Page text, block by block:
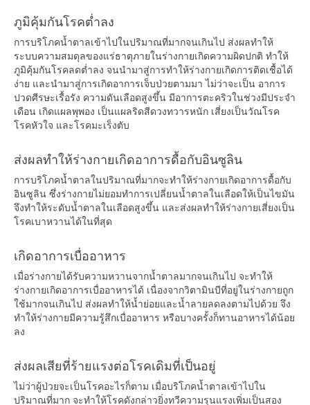
ภูมิคุ้มกันโรคต่ำลง
การบริโภคน้ำตาลเข้าไปในปริมาณที่มากจนเกินไป ส่งผลทำให้
ระบบความสมดุลของแร่ธาตุภายในร่างกายเกิดความผิดปกติ ทำให้
ภูมิคุ้มกันโรคลดต่ำลง จนนำมาสู่การทำให้ร่างกายเกิดการติดเชื้อได้
ง่าย และนำมาสู่การเกิดอาการเจ็บป่วยตามมา ไม่ว่าจะเป็น อาการ
ปวดศีรษะเรื้อรัง ความดันเลือดสูงขึ้น มีอาการตะคริวในช่วงมีประจำ
เดือน เกิดแผลพุพอง เป็นแผลริดสีดวงทวารหนัก เสี่ยงเป็นวัณโรค
โรคหัวใจ และโรคมะเร็งตับ
ส่งผลทำให้ร่างกายเกิดอาการดื้อกับอินซูลิน
การบริโภคน้ำตาลในปริมาณที่มากจะทำให้ร่างกายเกิดอาการดื้อกับ
อินซูลิน ซึ่งร่างกายไม่ยอมทำการเปลี่ยนน้ำตาลในเลือดให้เป็นไขมัน
จึงทำให้ระดับน้ำตาลในเลือดสูงขึ้น และส่งผลทำให้ร่างกายเสี่ยงเป็น
โรคเบาหวานได้ในที่สุด
เกิดอาการเบื่ออาหาร
เมื่อร่างกายได้รับความหวานจากน้ำตาลมากจนเกินไป จะทำให้
ร่างกายเกิดอาการเบื่ออาหารได้ เนื่องจากวิตามินบีที่อยู่ในร่างกายถูก
ใช้มากจนเกินไป ส่งผลทำให้น้ำย่อยและน้ำลายลดลงตามไปด้วย จึง
ทำให้ร่างกายมีความรู้สึกเบื่ออาหาร หรือบางครั้งก็ทานอาหารได้น้อย
ลง
ส่งผลเสียที่ร้ายแรงต่อโรคเดิมที่เป็นอยู่
ไม่ว่าผู้ป่วยจะเป็นโรคอะไรก็ตาม เมื่อบริโภคน้ำตาลเข้าไปใน
ปริมาณที่มาก จะทำให้โรคดังกล่าวยิ่งทวีความรุนแรงเพิ่มเป็นสอง